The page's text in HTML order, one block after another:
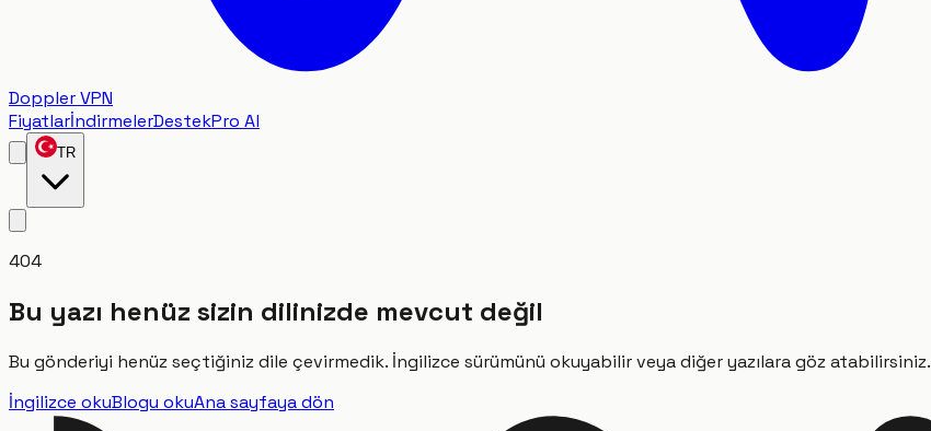
Doppler VPN
FiyatlarİndirmelerDestekPro Al
TR
404
Bu yazı henüz sizin dilinizde mevcut değil
Bu gönderiyi henüz seçtiğiniz dile çevirmedik. İngilizce sürümünü okuyabilir veya diğer yazılara göz atabilirsiniz.
İngilizce okuBlogu okuAna sayfaya dön